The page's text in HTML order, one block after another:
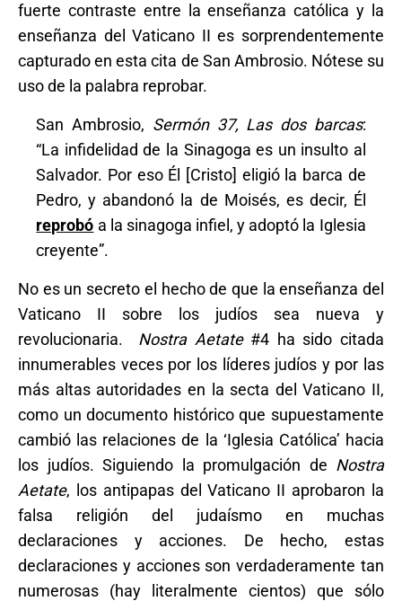
fuerte contraste entre la enseñanza católica y la
enseñanza del Vaticano II es sorprendentemente
capturado en esta cita de San Ambrosio. Nótese su
uso de la palabra reprobar.
San Ambrosio, Sermón 37, Las dos barcas:
“La infidelidad de la Sinagoga es un insulto al
Salvador. Por eso Él [Cristo] eligió la barca de
Pedro, y abandonó la de Moisés, es decir, Él
reprobó a la sinagoga infiel, y adoptó la Iglesia
creyente”.
No es un secreto el hecho de que la enseñanza del
Vaticano II sobre los judíos sea nueva y
revolucionaria. Nostra Aetate#4 ha sido citada
innumerables veces por los líderes judíos y por las
más altas autoridades en la secta del Vaticano II,
como un documento histórico que supuestamente
cambió las relaciones de la ‘Iglesia Católica’ hacia
los judíos. Siguiendo la promulgación de Nostra
Aetate, los antipapas del Vaticano II aprobaron la
falsa religión del judaísmo en muchas
declaraciones y acciones. De hecho, estas
declaraciones y acciones son verdaderamente tan
numerosas (hay literalmente cientos) que sólo